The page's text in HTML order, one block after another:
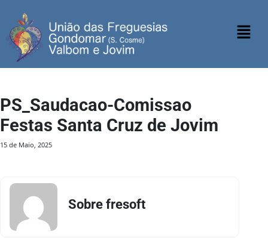
PS_Saudacao-Comissao
Festas Santa Cruz de Jovim
15 de Maio, 2025
Sobre fresoft